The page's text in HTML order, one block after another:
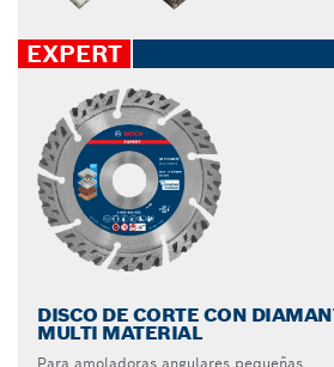
EXPERT
DISCO DE CORTE CON
MULTI MATERIAL
Para amoladoras angulares pequeñas